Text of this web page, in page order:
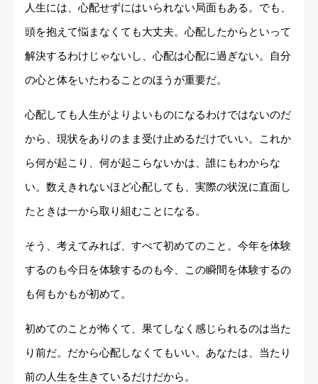
人生には、心配せずにはいられない局面もある。でも、
頭を抱えて悩まなくても大丈夫。心配したからといって
解決するわけじゃないし、心配は心配に過ぎない。自分
の心と体をいたわることのほうが重要だ。
心配しても人生がよりよいものになるわけではないのだ
から、現状をありのまま受け止めるだけでいい。これか
ら何が起こり、何が起こらないかは、誰にもわからな
い。数えきれないほど心配しても、実際の状況に直面し
たときは一から取り組むことになる。
そう、考えてみれば、すべて初めてのこと。今年を体験
するのも今日を体験するのも今、この瞬間を体験するの
も何もかもが初めて。
初めてのことが怖くて、果てしなく感じられるのは当た
り前だ。だから心配しなくてもいい。あなたは、当たり
前の人生を生きているだけだから。